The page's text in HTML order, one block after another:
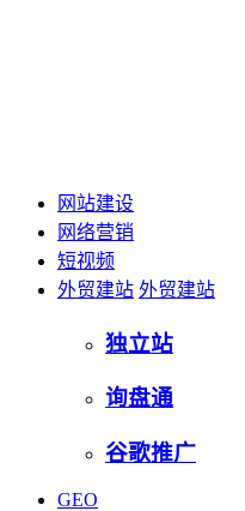
网站建设
网络营销
短视频
外贸建站 外贸建站
独立站
询盘通
谷歌推广
GEO